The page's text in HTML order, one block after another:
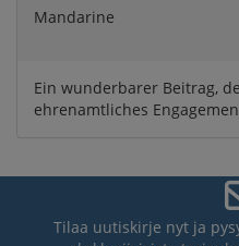
Mandarine
Ein wunderbarer Beitrag,
ehrenamtliches
Tilaa uutiskirje nyt ja